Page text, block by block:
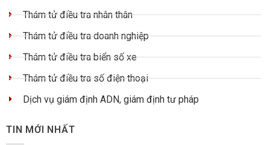
Thám tử điều tra nhân thân
Thám tử điều tra doanh nghiệp
Thám tử điều tra biển số xe
Thám tử điều tra số điện thoại
Dịch vụ giám định ADN, giám định tư pháp
TIN MỚI NHẤT